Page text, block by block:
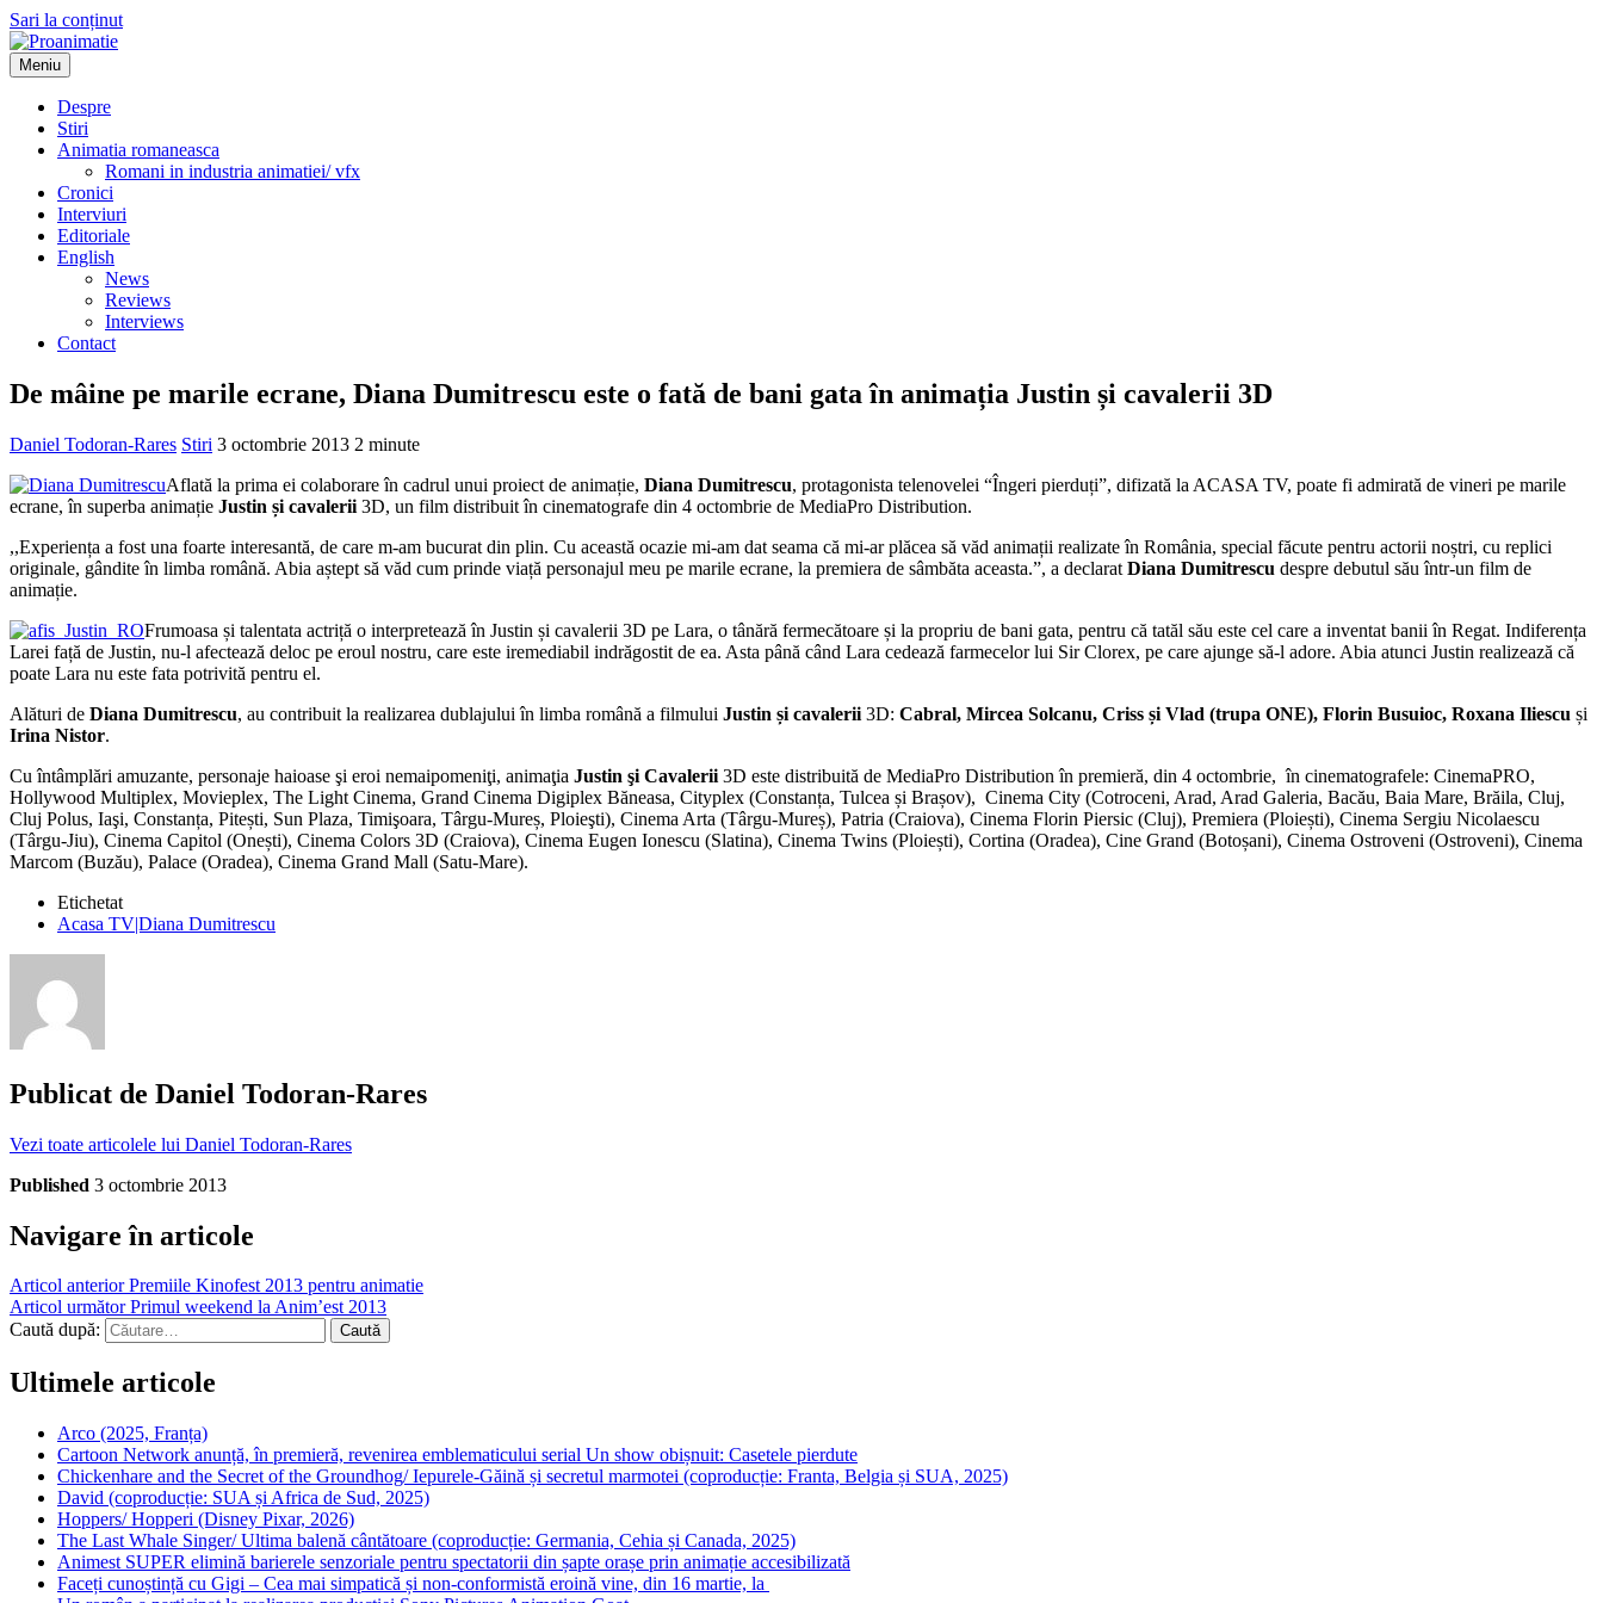
Sari la conținut
Proanimatie
Stiri despre filme de animatie
Meniu
Despre
Stiri
Animatia romaneasca
Romani in industria animatiei/ vfx
Cronici
Interviuri
Editoriale
English
News
Reviews
Interviews
Contact
De mâine pe marile ecrane, Diana Dumitrescu este o fată de bani gata în animația Justin și cavalerii 3D
Daniel Todoran-Rares Stiri 3 octombrie 2013 2 minute
Aflată la prima ei colaborare în cadrul unui proiect de animație, Diana Dumitrescu, protagonista telenovelei “Îngeri pierduți”, difizată la ACASA TV, poate fi admirată de vineri pe marile
ecrane, în superba animație Justin și cavalerii 3D, un film distribuit în cinematografe din 4 octombrie de MediaPro Distribution.
,,Experiența a fost una foarte interesantă, de care m-am bucurat din plin. Cu această ocazie mi-am dat seama că mi-ar plăcea să văd animații realizate în România, special făcute pentru actorii noștri, cu replici
originale, gândite în limba română. Abia aștept să văd cum prinde viață personajul meu pe marile ecrane, la premiera de sâmbăta aceasta.”, a declarat Diana Dumitrescu despre debutul său într-un film de
animație.
Frumoasa și talentata actriță o interpretează în Justin și cavalerii 3D pe Lara, o tânără fermecătoare și la propriu de bani gata, pentru că tatăl său este cel care a inventat banii în Regat. Indiferența
Larei față de Justin, nu-l afectează deloc pe eroul nostru, care este iremediabil indrăgostit de ea. Asta până când Lara cedează farmecelor lui Sir Clorex, pe care ajunge să-l adore. Abia atunci Justin realizează că
poate Lara nu este fata potrivită pentru el.
Alături de Diana Dumitrescu, au contribuit la realizarea dublajului în limba română a filmului Justin și cavalerii 3D: Cabral, Mircea Solcanu, Criss și Vlad (trupa ONE), Florin Busuioc, Roxana Iliescu și
Irina Nistor.
Cu întâmplări amuzante, personaje haioase şi eroi nemaipomeniţi, animaţia Justin şi Cavalerii 3D este distribuită de MediaPro Distribution în premieră, din 4 octombrie, în cinematografele: CinemaPRO,
Hollywood Multiplex, Movieplex, The Light Cinema, Grand Cinema Digiplex Băneasa, Cityplex (Constanța, Tulcea și Brașov), Cinema City (Cotroceni, Arad, Arad Galeria, Bacău, Baia Mare, Brăila, Cluj,
Cluj Polus, Iaşi, Constanța, Pitești, Sun Plaza, Timişoara, Târgu-Mureș, Ploieşti), Cinema Arta (Târgu-Mureș), Patria (Craiova), Cinema Florin Piersic (Cluj), Premiera (Ploiești), Cinema Sergiu Nicolaescu
(Târgu-Jiu), Cinema Capitol (Onești), Cinema Colors 3D (Craiova), Cinema Eugen Ionescu (Slatina), Cinema Twins (Ploiești), Cortina (Oradea), Cine Grand (Botoșani), Cinema Ostroveni (Ostroveni), Cinema
Marcom (Buzău), Palace (Oradea), Cinema Grand Mall (Satu-Mare).
Etichetat
Acasa TV|Diana Dumitrescu
Publicat de Daniel Todoran-Rares
Vezi toate articolele lui Daniel Todoran-Rares
Published 3 octombrie 2013
Navigare în articole
Articol anteriorPremiile Kinofest 2013 pentru animatie
Articol următorPrimul weekend la Anim’est 2013
Caută după:
Ultimele articole
Arco (2025, Franța)
Cartoon Network anunță, în premieră, revenirea emblematicului serial Un show obișnuit: Casetele pierdute
Chickenhare and the Secret of the Groundhog/ Iepurele-Găină și secretul marmotei (coproducție: Franta, Belgia și SUA, 2025)
David (coproducție: SUA și Africa de Sud, 2025)
Hoppers/ Hopperi (Disney Pixar, 2026)
The Last Whale Singer/ Ultima balenă cântătoare (coproducție: Germania, Cehia și Canada, 2025)
Animest SUPER elimină barierele senzoriale pentru spectatorii din șapte orașe prin animație accesibilizată
Faceți cunoștință cu Gigi – Cea mai simpatică și non-conformistă eroină vine, din 16 martie, la